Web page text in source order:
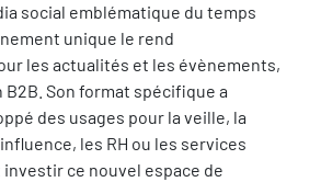
social emblématique du temps
unique le rend
les actualités et les évènements,
B2B. Son format spécifique a
des usages pour la veille, la
les RH ou les services
ce nouvel espace de